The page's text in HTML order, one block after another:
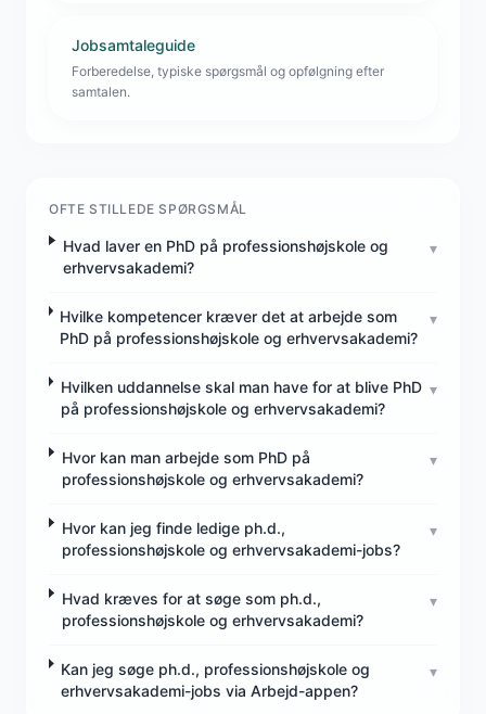
Jobsamtaleguide
Forberedelse, typiske spørgsmål og opfølgning efter
samtalen.
OFTE STILLEDE SPØRGSMÅL
Hvad laver en PhD på professionshøjskole og
erhvervsakademi?
▾
Hvilke kompetencer kræver det at arbejde som
PhD på professionshøjskole og erhvervsakademi?
▾
Hvilken uddannelse skal man have for at blive PhD
på professionshøjskole og erhvervsakademi?
▾
Hvor kan man arbejde som PhD på
professionshøjskole og erhvervsakademi?
▾
Hvor kan jeg finde ledige ph.d.,
professionshøjskole og erhvervsakademi-jobs?
▾
Hvad kræves for at søge som ph.d.,
professionshøjskole og erhvervsakademi?
▾
Kan jeg søge ph.d., professionshøjskole og
erhvervsakademi-jobs via Arbejd-appen?
▾